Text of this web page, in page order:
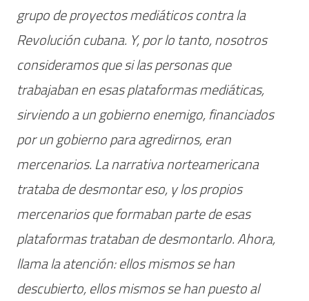
grupo de proyectos mediáticos contra la
Revolución cubana. Y, por lo tanto, nosotros
consideramos que si las personas que
trabajaban en esas plataformas mediáticas,
sirviendo a un gobierno enemigo, financiados
por un gobierno para agredirnos, eran
mercenarios. La narrativa norteamericana
trataba de desmontar eso, y los propios
mercenarios que formaban parte de esas
plataformas trataban de desmontarlo. Ahora,
llama la atención: ellos mismos se han
descubierto, ellos mismos se han puesto al